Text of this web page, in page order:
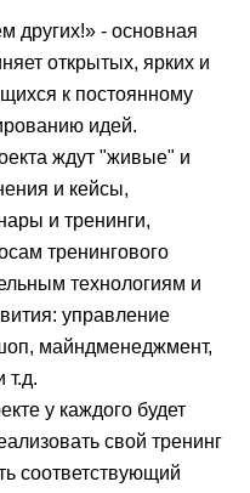
других!» - основная
открытых, ярких и
к постоянному
идей.
ждут "живые" и
и кейсы,
и тренинги,
тренингового
технологиям и
управление
майндменеджмент,
т.д.
у каждого будет
свой тренинг
соответствующий